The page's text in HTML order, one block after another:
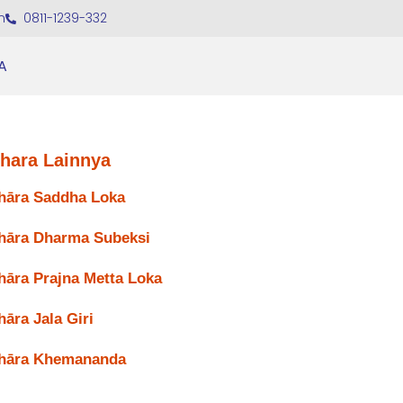
0811-1239-332
Lainnya
Saddha Loka
Dharma Subeksi
Prajna Metta Loka
Jala Giri
Khemananda